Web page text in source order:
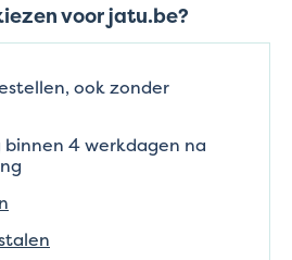
voor jatu.be?
ook zonder
binnen 4 werkdagen na